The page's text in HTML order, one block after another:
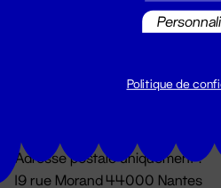
Du lundi au vendredi 14h → 18h
Adresse postale uniquement :
19 rue Morand 44000 Nantes
Politique de